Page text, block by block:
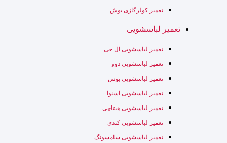
تعمیر کولرگازی بوش
تعمیر لباسشویی
تعمیر لباسشویی ال جی
تعمیر لباسشویی دوو
تعمیر لباسشویی بوش
تعمیر لباسشویی اسنوا
تعمیر لباسشویی هیتاچی
تعمیر لباسشویی کندی
تعمیر لباسشویی سامسونگ